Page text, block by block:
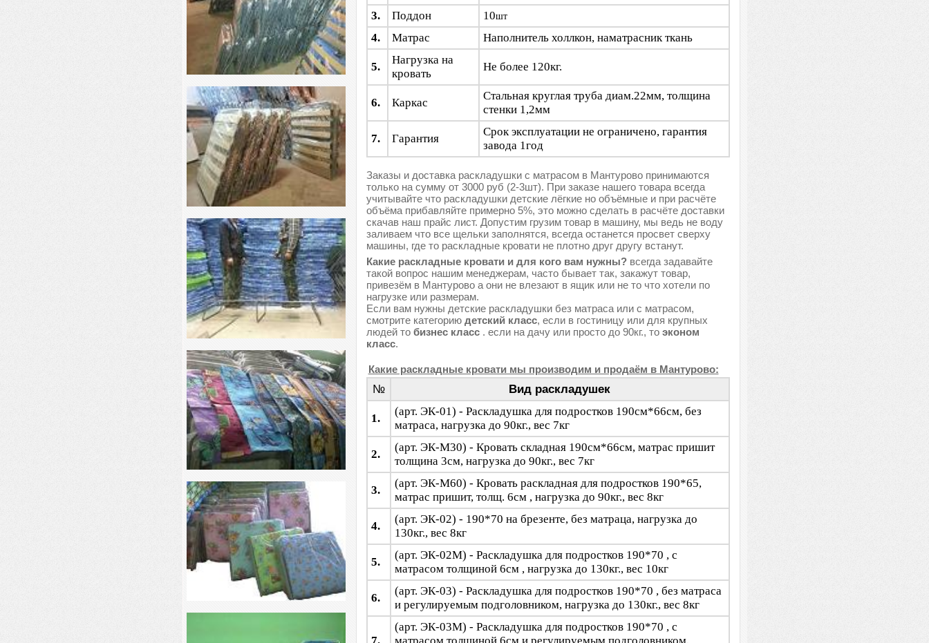
3. Поддон 10шт
4. Матрас Наполнитель холлкон, наматрасник ткань
5.
Нагрузка на
кровать
Не более 120кг.
6. Каркас
Стальная круглая труба диам.22мм, толщина
стенки 1,2мм
7. Гарантия
Срок эксплуатации не ограничено, гарантия
завода 1год
Заказы и доставка раскладушки с матрасом в Мантурово принимаются
только на сумму от 3000 руб (2-3шт). При заказе нашего товара всегда
учитывайте что раскладушки детские лёгкие но объёмные и при расчёте
объёма прибавляйте примерно 5%, это можно сделать в расчёте доставки
скачав наш прайс лист. Допустим грузим товар в машину, мы ведь не воду
заливаем что все щельки заполнятся, всегда останется просвет сверху
машины, где то раскладные кровати не плотно друг другу встанут.
Какие раскладные кровати и для кого вам нужны?всегда задавайте
такой вопрос нашим менеджерам, часто бывает так, закажут товар,
привезём в Мантурово а они не влезают в ящик или не то что хотели по
нагрузке или размерам.
Если вам нужны детские раскладушки без матраса или с матрасом,
смотрите категорию детский класс, если в гостиницу или для крупных
людей то бизнес класс . если на дачу или просто до 90кг., то эконом
класс.
Какие раскладные кровати мы производим и продаём в Мантурово:
№ Вид раскладушек
1.
(арт. ЭК-01) - Раскладушка для подростков 190см*66см, без
матраса, нагрузка до 90кг., вес 7кг
2.
(арт. ЭК-М30) - Кровать складная 190см*66см, матрас пришит
толщина 3см, нагрузка до 90кг., вес 7кг
3.
(арт. ЭК-М60) - Кровать раскладная для подростков 190*65,
матрас пришит, толщ. 6см , нагрузка до 90кг., вес 8кг
4.
(арт. ЭК-02) - 190*70 на брезенте, без матраца, нагрузка до
130кг., вес 8кг
5.
(арт. ЭК-02М) - Раскладушка для подростков 190*70 , с
матрасом толщиной 6см , нагрузка до 130кг., вес 10кг
6.
(арт. ЭК-03) - Раскладушка для подростков 190*70 , без матраса
и регулируемым подголовником, нагрузка до 130кг., вес 8кг
(арт. ЭК-03М) - Раскладушка для подростков 190*70 , с